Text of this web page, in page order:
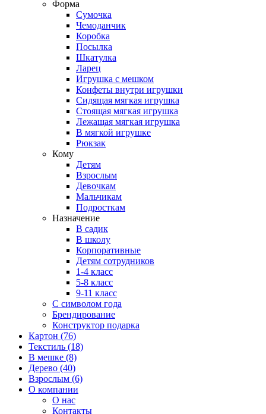
Форма
Сумочка
Чемоданчик
Коробка
Посылка
Шкатулка
Ларец
Игрушка с мешком
Конфеты внутри игрушки
Сидящая мягкая игрушка
Стоящая мягкая игрушка
Лежащая мягкая игрушка
В мягкой игрушке
Рюкзак
Кому
Детям
Взрослым
Девочкам
Мальчикам
Подросткам
Назначение
В садик
В школу
Корпоративные
Детям сотрудников
1-4 класс
5-8 класс
9-11 класс
С символом года
Брендирование
Конструктор подарка
Картон (76)
Текстиль (18)
В мешке (8)
Дерево (40)
Взрослым (6)
О компании
О нас
Контакты